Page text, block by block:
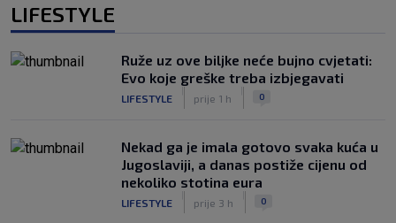
LIFESTYLE
Ruže uz ove biljke neće bujno cvjetati:
Evo koje greške treba izbjegavati
LIFESTYLE prije 1 h 0
Nekad ga je imala gotovo svaka kuća u
Jugoslaviji, a danas postiže cijenu od
nekoliko stotina eura
LIFESTYLE prije 3 h 0